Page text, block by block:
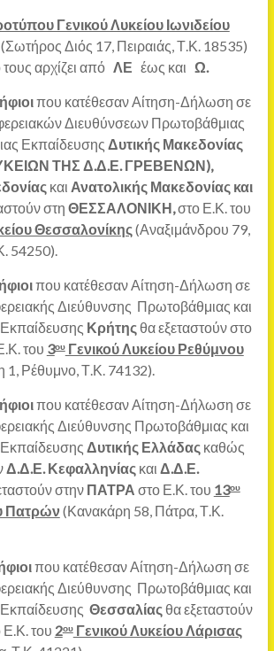
Γενικού Λυκείου Ιωνιδείου
(Σωτήρος Διός 17, Πειραιάς, Τ.Κ. 18535)
αρχίζει από ΛΕ έως και Ω.
που κατέθεσαν Αίτηση-Δήλωση σε
Διευθύνσεων Πρωτοβάθμιας
Εκπαίδευσης Δυτικής Μακεδονίας
ΤΗΣ Δ.Δ.Ε. ΓΡΕΒΕΝΩΝ),
και Ανατολικής Μακεδονίας και
στη ΘΕΣΣΑΛΟΝΙΚΗ,στο Ε.Κ. του
Θεσσαλονίκης (Αναξιμάνδρου 79,
54250).
που κατέθεσαν Αίτηση-Δήλωση σε
Διεύθυνσης Πρωτοβάθμιας και
Κρήτης θα εξεταστούν στο
του 3ουΓενικού Λυκείου Ρεθύμνου
1, Ρέθυμνο, Τ.Κ. 74132).
που κατέθεσαν Αίτηση-Δήλωση σε
Διεύθυνσης Πρωτοβάθμιας και
Δυτικής Ελλάδας καθώς
Δ.Δ.Ε. Κεφαλληνίας και Δ.Δ.Ε.
στην ΠΑΤΡΑ στο Ε.Κ. του 13ου
Πατρών (Κανακάρη 58, Πάτρα, Τ.Κ.
που κατέθεσαν Αίτηση-Δήλωση σε
Διεύθυνσης Πρωτοβάθμιας και
Θεσσαλίας θα εξεταστούν
Ε.Κ. του 2ουΓενικού Λυκείου Λάρισας